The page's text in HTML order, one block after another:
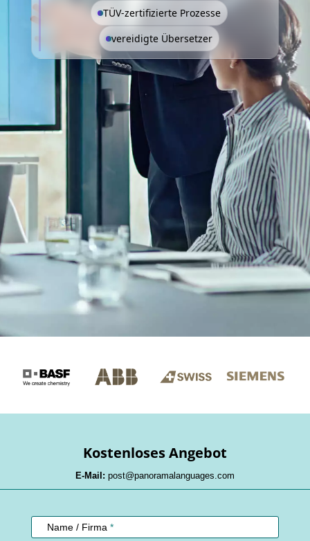
TÜV-zertifizierte Prozesse
vereidigte Übersetzer
Kostenloses Angebot
E-Mail: post@panoramalanguages.com
Name / Firma *